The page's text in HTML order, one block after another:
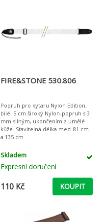
FIRE&STONE 530.806
Popruh pro kytaru Nylon Edition,
bílé. 5 cm široký Nylon-popruh s 3
mm silným, ukončením z umělé
kůže. Stavitelná délka mezi 81 cm
a 135 cm
Skladem
Expresní doručení
110 Kč KOUPIT